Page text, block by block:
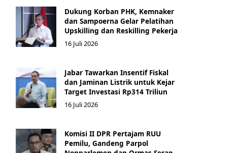
Dukung Korban PHK, Kemnaker
dan Sampoerna Gelar Pelatihan
Upskilling dan Reskilling Pekerja
16 Juli 2026
Jabar Tawarkan Insentif Fiskal
dan Jaminan Listrik untuk Kejar
Target Investasi Rp314 Triliun
16 Juli 2026
Komisi II DPR Pertajam RUU
Pemilu, Gandeng Parpol